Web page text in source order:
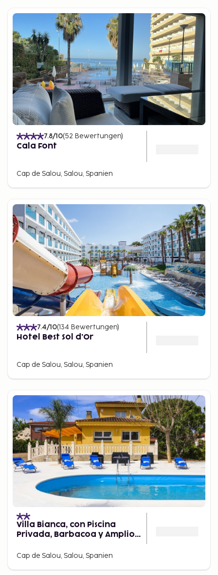
7.8/10(52 Bewertungen)
Cala Font
Cap de Salou, Salou, Spanien
7.4/10(134 Bewertungen)
Hotel Best Sol d'Or
Cap de Salou, Salou, Spanien
Villa Bianca, con Piscina
Privada, Barbacoa y Amplio
Cap de Salou, Salou, Spanien